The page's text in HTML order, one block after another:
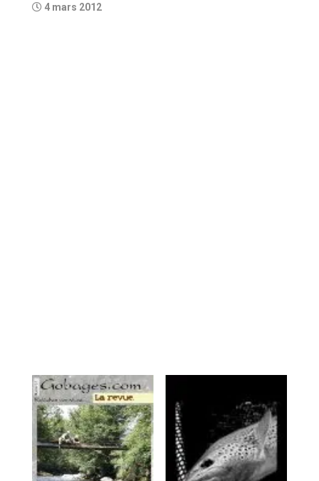
4 mars 2012